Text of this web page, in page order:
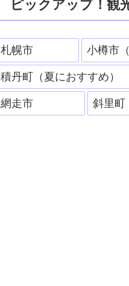
ピックアップ！観
札幌市 小樽市
積丹町（夏におすすめ）
網走市 斜里町